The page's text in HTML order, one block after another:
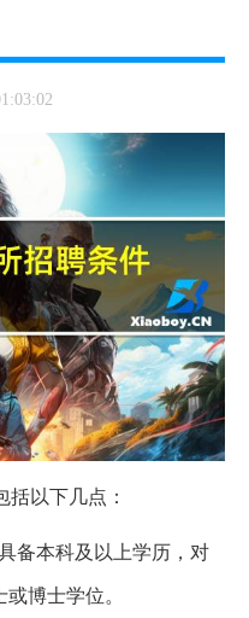
以下几点：
备本科及以上学历，对
博士学位。